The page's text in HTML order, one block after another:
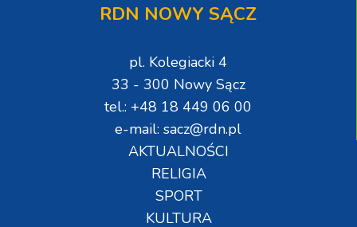
RDN NOWY SĄCZ
pl. Kolegiacki 4
33 - 300 Nowy Sącz
tel.: +48 18 449 06 00
e-mail: sacz@rdn.pl
AKTUALNOŚCI
RELIGIA
SPORT
KULTURA